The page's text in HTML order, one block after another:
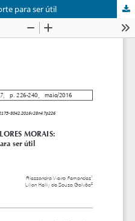
para ser útil